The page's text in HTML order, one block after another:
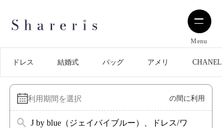
Menu
ドレス 結婚式 バッグ アメリ CHANEL
の間に利用
J by blue（ジェイバイブルー）、ドレス/ワンピース